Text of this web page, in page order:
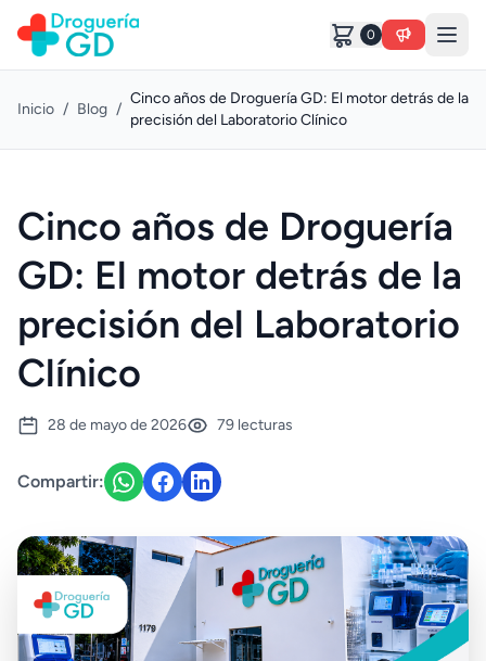
0
Inicio / Blog /
Cinco años de Droguería GD: El motor detrás de la
precisión del Laboratorio Clínico
Cinco años de Droguería
GD: El motor detrás de la
precisión del Laboratorio
Clínico
28 de mayo de 2026 79 lecturas
Compartir: